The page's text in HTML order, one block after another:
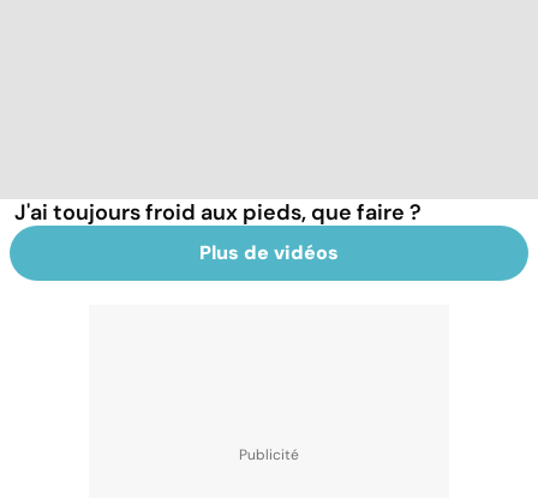
J'ai toujours froid aux pieds, que faire ?
Plus de vidéos